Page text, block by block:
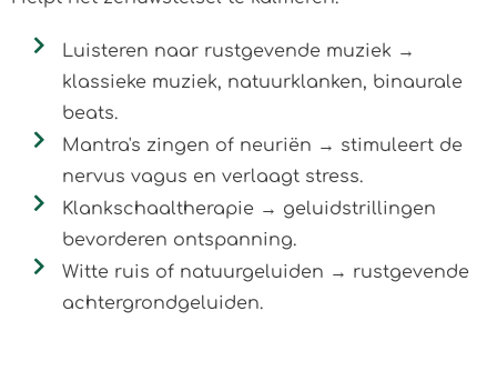
Luisteren naar rustgevende muziek →
klassieke muziek, natuurklanken, binaurale
beats.
Mantra's zingen of neuriën → stimuleert de
nervus vagus en verlaagt stress.
Klankschaaltherapie → geluidstrillingen
bevorderen ontspanning.
Witte ruis of natuurgeluiden → rustgevende
achtergrondgeluiden.